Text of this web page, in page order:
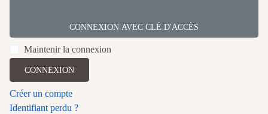
CONNEXION AVEC CLÉ D'ACCÈS
Maintenir la connexion
CONNEXION
Créer un compte
Identifiant perdu ?